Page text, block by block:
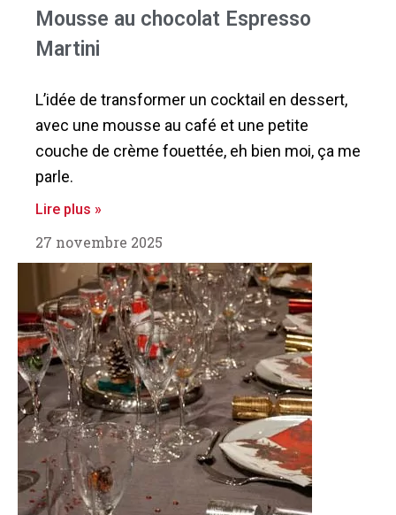
Mousse au chocolat Espresso
Martini
L’idée de transformer un cocktail en dessert,
avec une mousse au café et une petite
couche de crème fouettée, eh bien moi, ça me
parle.
Lire plus »
27 novembre 2025